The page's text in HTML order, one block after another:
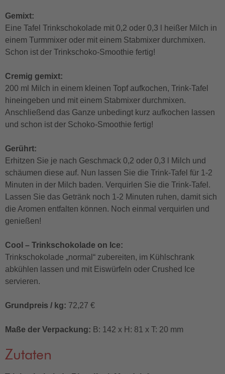
Gemixt:
Eine Tafel Trinkschokolade mit 0,2 oder 0,3 l heißer Milch in
einem Turmmixer oder mit einem Stabmixer durchmixen.
Schon ist der Trinkschoko-Smoothie fertig!
Cremig gemixt:
200 ml Milch in einem kleinen Topf aufkochen, Trink-Tafel
hineingeben und mit einem Stabmixer durchmixen.
Anschließend das Ganze unbedingt kurz aufkochen lassen
und schon ist der Schoko-Smoothie fertig!
Gerührt:
Erhitzen Sie je nach Geschmack 0,2 oder 0,3 l Milch und
schäumen diese auf. Nun lassen Sie die Trink-Tafel für 1-2
Minuten in der Milch baden. Verquirlen Sie die Trink-Tafel.
Lassen Sie das Getränk noch 1-2 Minuten ruhen, damit sich
die Aromen entfalten können. Noch einmal verquirlen und
genießen!
Cool – Trinkschokolade on Ice:
Trinkschokolade „normal“ zubereiten, im Kühlschrank
abkühlen lassen und mit Eiswürfeln oder Crushed Ice
servieren.
Grundpreis / kg: 72,27 €
Maße der Verpackung: B: 142 x H: 81 x T: 20 mm
Zutaten